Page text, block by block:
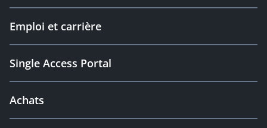
Emploi et carrière
Single Access Portal
Achats